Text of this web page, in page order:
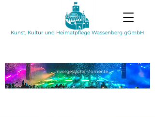
Kunst, Kultur und Heimatpflege Wassenberg gGmbH
UnvergesslicheMomente